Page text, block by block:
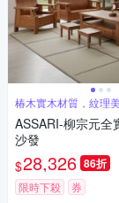
椿木實木材質，紋理
ASSARI-柳宗元全
沙發
$28,326 86折
限時下殺 券